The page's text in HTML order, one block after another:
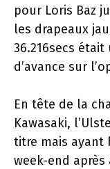
pour Loris Baz
les drapeaux
36.216secs
d’avance sur
En tête de la
Kawasaki,
titre mais ayant
week-end